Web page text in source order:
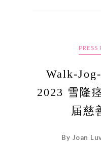
PRESS
Walk-
2023 雪隆
届慈
By Joan